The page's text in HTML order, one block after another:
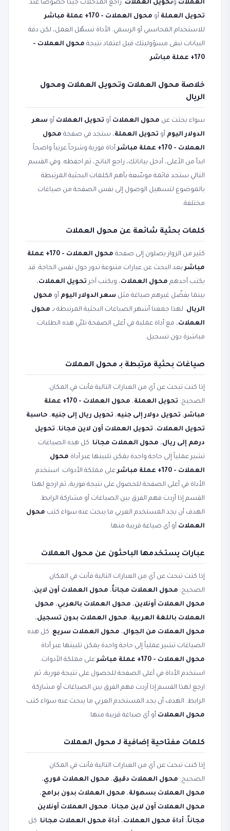
العملات وتحويل العملات. راجع المدخلات جيداً خصوصاً عند
تحويل العملة أو محول العملات - 170+ عملة مباشر
للاستخدام المحاسبي أو الرسمي. الأداة تسهّل العمل، لكن دقة
البيانات تبقى مسؤوليتك قبل اعتماد نتيجة محول العملات -
170+ عملة مباشر
.
خلاصة محول العملات وتحويل العملات ومحول
الريال
سواء بحثت عن محول العملات أو تحويل العملات أو سعر
الدولار اليوم أو تحويل العملة، ستجد في صفحة محول
العملات - 170+ عملة مباشر
أداة فورية وشرحاً عربياً واضحاً.
ابدأ من الأعلى، أدخل بياناتك، راجع الناتج، ثم احفظه. وفي القسم
التالي ستجد قائمة موسّعة بأهم الكلمات البحثية المرتبطة
بالموضوع لتسهيل الوصول إلى نفس الصفحة من صياغات
مختلفة.
كلمات بحثية شائعة عن محول العملات
كثير من الزوار يصلون إلى صفحة
محول العملات - 170+ عملة
مباشربعد البحث عن عبارات متنوعة تدور حول نفس الحاجة. قد
يكتب أحدهم محول العملات، ويكتب آخر تحويل العملات،
بينما يفضّل غيرهم صياغة مثل سعر الدولار اليوم أو محول
الريال. لهذا جمعنا أشهر الصياغات البحثية المرتبطة بـ محول
العملات، مع أداة عملية في أعلى الصفحة تلبّي هذه الطلبات
مباشرة دون تسجيل.
صياغات بحثية مرتبطة بـ محول العملات
إذا كنت تبحث عن أي من العبارات التالية فأنت في المكان
الصحيح: تحويل العملة،
محول العملات - 170+ عملة
مباشر، تحويل دولار إلى جنيه، تحويل ريال إلى جنيه، حاسبة
تحويل العملات، تحويل العملات أون لاين مجانا، تحويل
درهم إلى ريال، محول العملات مجانا. كل هذه الصياغات
تشير عملياً إلى حاجة واحدة يمكن تلبيتها عبر أداة محول
العملات - 170+ عملة مباشر
على مملكة الأدوات. استخدم
الأداة في أعلى الصفحة للحصول على نتيجة فورية، ثم ارجع لهذا
القسم إذا أردت فهم الفرق بين الصياغات أو مشاركة الرابط.
الهدف أن يجد المستخدم العربي ما يبحث عنه سواء كتب محول
العملات أو أي صياغة قريبة منها.
عبارات يستخدمها الباحثون عن محول العملات
إذا كنت تبحث عن أي من العبارات التالية فأنت في المكان
الصحيح: محول العملات مجاناً، محول العملات أون لاين،
محول العملات أونلاين، محول العملات بالعربي، محول
العملات باللغة العربية، محول العملات بدون تسجيل،
محول العملات من الجوال، محول العملات سريع. كل هذه
الصياغات تشير عملياً إلى حاجة واحدة يمكن تلبيتها عبر أداة
محول العملات - 170+ عملة مباشر
على مملكة الأدوات.
استخدم الأداة في أعلى الصفحة للحصول على نتيجة فورية، ثم
ارجع لهذا القسم إذا أردت فهم الفرق بين الصياغات أو مشاركة
الرابط. الهدف أن يجد المستخدم العربي ما يبحث عنه سواء كتب
محول العملات أو أي صياغة قريبة منها.
كلمات مفتاحية إضافية لـ محول العملات
إذا كنت تبحث عن أي من العبارات التالية فأنت في المكان
الصحيح: محول العملات دقيق، محول العملات فوري،
محول العملات بسهولة، محول العملات بدون برامج،
محول العملات أون لاين مجانا، محول العملات أونلاين
مجاناً، أداة محول العملات، أداة محول العملات مجانا. كل